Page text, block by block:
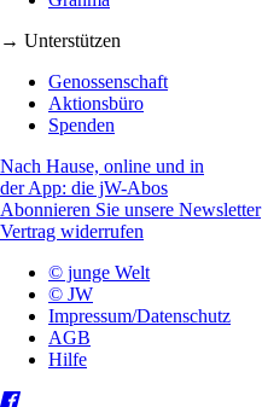
→ Unterstützen
Genossenschaft
Aktionsbüro
Spenden
Nach Hause, online und in
der App: die jW-Abos
Abonnieren Sie unsere Newsletter
Vertrag widerrufen
© junge Welt
© JW
Impressum/Datenschutz
AGB
Hilfe